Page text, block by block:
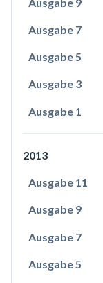
Ausgabe 7
Ausgabe 5
Ausgabe 3
Ausgabe 1
2013
Ausgabe 11
Ausgabe 9
Ausgabe 7
Ausgabe 5